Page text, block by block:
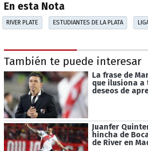
" class="" width="100%" height="100%"
allowfullscreen>
En esta Nota
RIVER PLATE ESTUDIANTES DE LA PLATA
También te puede interesar
La frase de
que ilusiona a
deseos de
Juanfer
hincha de
de River en